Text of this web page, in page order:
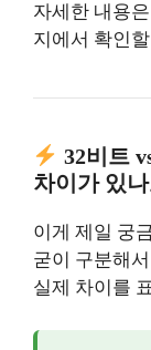
자세한 내용은
지에서 확인
32비트
차이가 있
이게 제일 궁
굳이 구분해
실제 차이를